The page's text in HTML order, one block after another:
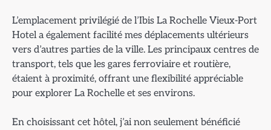
L’emplacement privilégié de l’Ibis La Rochelle Vieux-Port
Hotel a également facilité mes déplacements ultérieurs
vers d’autres parties de la ville. Les principaux centres de
transport, tels que les gares ferroviaire et routière,
étaient à proximité, offrant une flexibilité appréciable
pour explorer La Rochelle et ses environs.
En choisissant cet hôtel, j’ai non seulement bénéficié